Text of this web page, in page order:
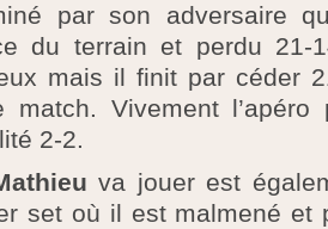
par son adversaire
du terrain et perdu 21-
mais il finit par céder
match. Vivement l’apéro
2-2.
va jouer est
set où il est malmené et